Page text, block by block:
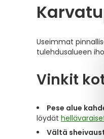
Useimmat
tulehdusalueen
Vinkit
Pese alue
löydät
Vältä